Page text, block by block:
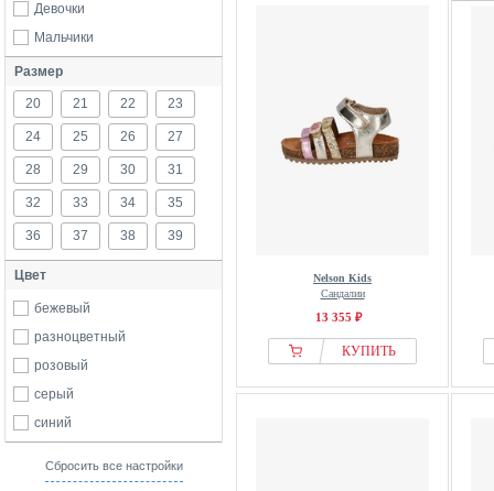
Девочки
Мальчики
Размер
20 21 22 23
24 25 26 27
28 29 30 31
32 33 34 35
36 37 38 39
Цвет
бежевый
разноцветный
розовый
серый
синий
Сбросить все настройки
Nelson Kids
Сандалии
13 355 ₽
КУПИТЬ